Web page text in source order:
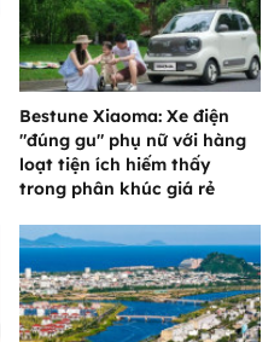
Bestune Xiaoma: Xe điện
"đúng gu" phụ nữ với hàng
loạt tiện ích hiếm thấy
trong phân khúc giá rẻ